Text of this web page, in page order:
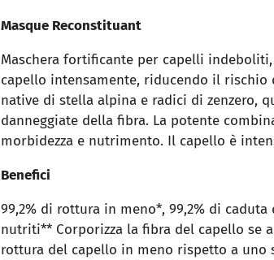
Masque Reconstituant
Maschera fortificante per capelli
capello intensamente, riducendo il
native di stella alpina e radici di zenzero,
danneggiate della fibra. La potente
morbidezza e nutrimento. Il capello è
Benefici
99,2% di rottura in meno*, 99,2% di
nutriti** Corporizza la fibra del capello se
rottura del capello in meno rispetto a uno